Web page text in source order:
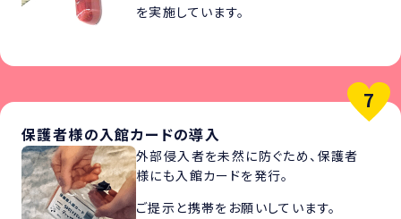
を実施しています。
保護者様の入館カードの導入
外部侵入者を未然に防ぐため、保護者
様にも入館カードを発行。
ご提示と携帯をお願いしています。